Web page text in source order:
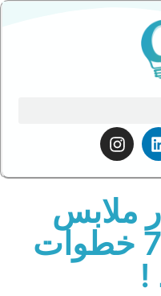
ملابس
احترافي في 7 خطوات
!